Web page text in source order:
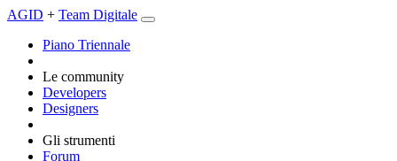
AGID + Team Digitale
Piano Triennale
Le community
Developers
Designers
Gli strumenti
Forum